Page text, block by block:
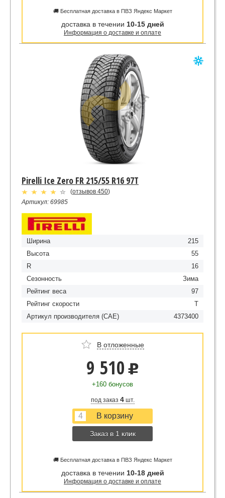
🚚 Бесплатная доставка в ПВЗ Яндекс Маркет
доставка в течении 10-15 дней
Информация о доставке и оплате
Pirelli Ice Zero FR 215/55 R16 97T
(отзывов 450)
Артикул: 69985
Ширина
215
Высота
55
R
16
Сезонность
Зима
Рейтинг веса
97
Рейтинг скорости
T
Артикул производителя (CAE)
4373400
В отложенные
9 510 u
+160 бонусов
под заказ 4шт.
Заказ в 1 клик
🚚 Бесплатная доставка в ПВЗ Яндекс Маркет
доставка в течении 10-18 дней
Информация о доставке и оплате